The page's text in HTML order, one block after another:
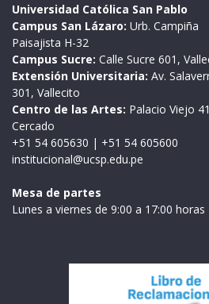
Universidad Católica San Pablo
Campus San Lázaro: Urb. Campiña
Paisajista H-32
Campus Sucre: Calle Sucre 601,
Extensión Universitaria: Av.
301, Vallecito
Centro de las Artes: Palacio Viejo
Cercado
+51 54 605630 | +51 54 605600
institucional@ucsp.edu.pe
Mesa de partes
Lunes a viernes de 9:00 a 17:00 horas